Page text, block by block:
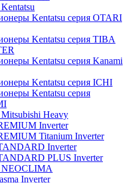
Kentatsu серия OTARI
Kentatsu серия TIBA
Kentatsu серия Kanami
Kentatsu серия ICHI
Kentatsu серия
Heavy
Inverter
Titanium Inverter
Inverter
PLUS Inverter
Inverter